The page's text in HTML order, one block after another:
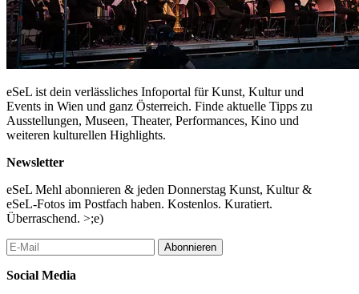
eSeL ist dein verlässliches Infoportal für Kunst, Kultur und
Events in Wien und ganz Österreich. Finde aktuelle Tipps zu
Ausstellungen, Museen, Theater, Performances, Kino und
weiteren kulturellen Highlights.
Newsletter
eSeL Mehl abonnieren & jeden Donnerstag Kunst, Kultur &
eSeL-Fotos im Postfach haben. Kostenlos. Kuratiert.
Überraschend. >;e)
Abonnieren
Social Media